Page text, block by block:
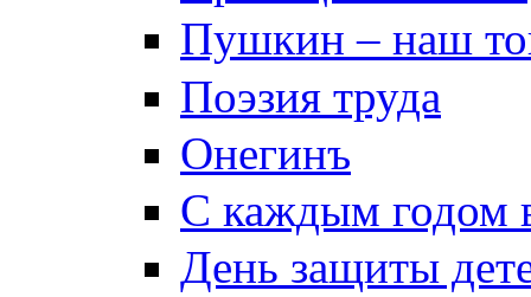
Пушкин – наш
Поэзия труда
Онегинъ
С каждым годом
День защиты